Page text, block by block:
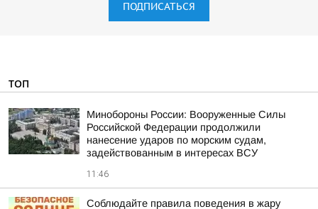
ПОДПИСАТЬСЯ
ТОП
Минобороны России: Вооруженные Силы
Российской Федерации продолжили
нанесение ударов по морским судам,
задействованным в интересах ВСУ
11:46
Соблюдайте правила поведения в жару